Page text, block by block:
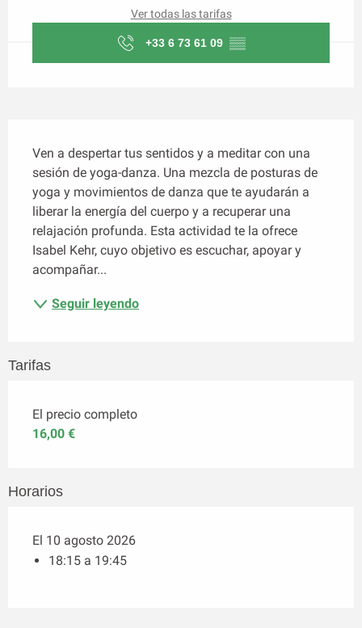
Ver todas las tarifas
+33 6 73 61 09 ▒▒
Ven a despertar tus sentidos y a meditar con una
sesión de yoga-danza. Una mezcla de posturas de
yoga y movimientos de danza que te ayudarán a
liberar la energía del cuerpo y a recuperar una
relajación profunda. Esta actividad te la ofrece
Isabel Kehr, cuyo objetivo es escuchar, apoyar y
acompañar...
Seguir leyendo
Tarifas
El precio completo
16,00 €
Horarios
El 10 agosto 2026
18:15 a 19:45